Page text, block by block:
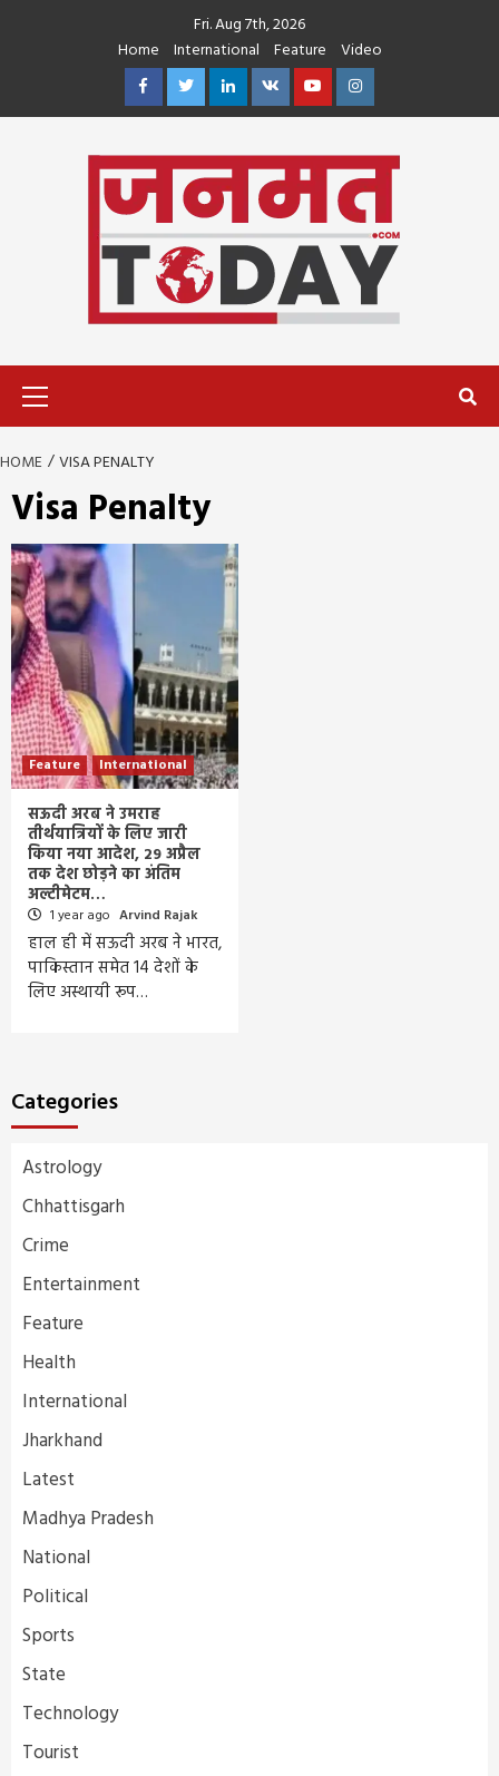
Fri. Aug 7th, 2026
Home
International Feature
Video
FacebookTwitterLinkedin
VK YoutubeInstagram
HOME VISA PENALTY
Visa Penalty
Feature International
सऊदी अरब ने उमराह
तीर्थयात्रियों के लिए जारी
किया नया आदेश, 29 अप्रैल
तक देश छोड़ने का अंतिम
अल्टीमेटम…
1 year ago Arvind Rajak
हाल ही में सऊदी अरब ने भारत,
पाकिस्तान समेत 14 देशों के
लिए अस्थायी रूप…
Categories
Astrology
Chhattisgarh
Crime
Entertainment
Feature
Health
International
Jharkhand
Latest
Madhya Pradesh
National
Political
Sports
State
Technology
Tourist